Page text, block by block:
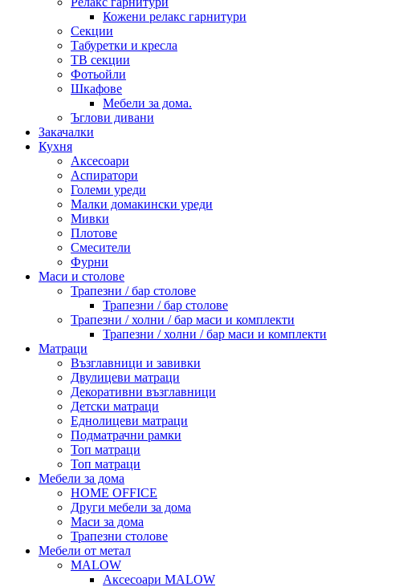
Кожени релакс гарнитури
Секции
Табуретки и кресла
ТВ секции
Фотьойли
Шкафове
Мебели за дома.
Ъглови дивани
Закачалки
Кухня
Аксесоари
Аспиратори
Големи уреди
Малки домакински уреди
Мивки
Плотове
Смесители
Фурни
Маси и столове
Трапезни / бар столове
Трапезни / бар столове
Трапезни / холни / бар маси и комплекти
Трапезни / холни / бар маси и комплекти
Матраци
Възглавници и завивки
Двулицеви матраци
Декоративни възглавници
Детски матраци
Еднолицеви матраци
Подматрачни рамки
Топ матраци
Топ матраци
Мебели за дома
HOME OFFICE
Други мебели за дома
Маси за дома
Трапезни столове
Мебели от метал
MALOW
Аксесоари MALOW